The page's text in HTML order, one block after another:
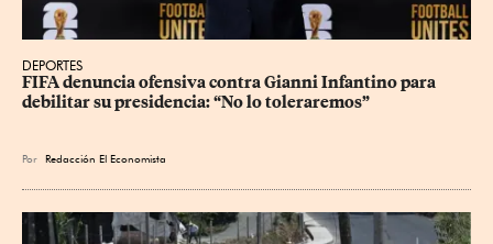
DEPORTES
FIFA denuncia ofensiva contra Gianni Infantino para
debilitar su presidencia: “No lo toleraremos”
Por Redacción El Economista